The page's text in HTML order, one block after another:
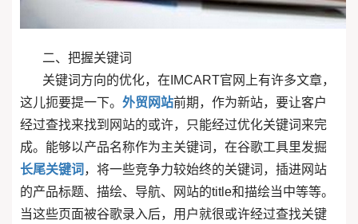
二、把握关键词
关键词方向的优化，在IMCART官网上有许多文章，
这儿扼要提一下。 外贸网站前期，作为新站，要让客户
经过查找来找到网站的或许，只能经过优化关键词来完
成。能够以产品名称作为主关键词，在谷歌工具里发掘
长尾关键词 ，将一些竞争力较始终的关键词，插进网站
的产品标题、描绘、导航、网站的title和描绘当中等等。
当这些页面被谷歌录入后，用户就很或许经过查找关键